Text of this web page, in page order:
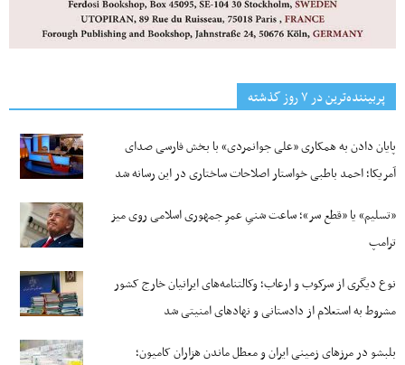
پربیننده‌ترین‌ در ۷ روز گذشته
پایان دادن به همکاری «علی جوانمردی» با بخش فارسی صدای
آمریکا؛ احمد باطبی خواستار اصلاحات ساختاری در این رسانه شد
«تسلیم» یا «قطع سر»؛ ساعت شنیِ عمرِ جمهوری اسلامی روی میز
ترامپ
نوع دیگری از سرکوب و ارعاب؛ وکالتنامه‌های ایرانیان خارج کشور
مشروط به استعلام از دادستانی و نهادهای امنیتی شد
بلبشو در مرزهای زمینی ایران و معطل ماندن هزاران کامیون؛